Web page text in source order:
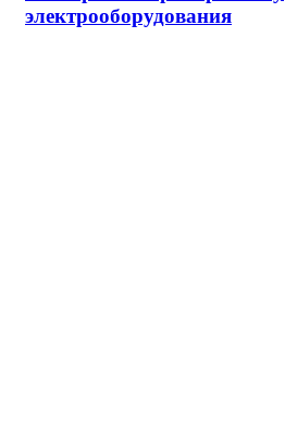
электрооборудования